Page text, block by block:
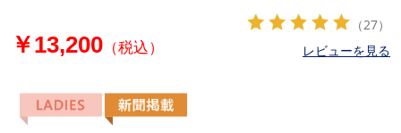
￥13,200（税込）
（27）
レビューを見る